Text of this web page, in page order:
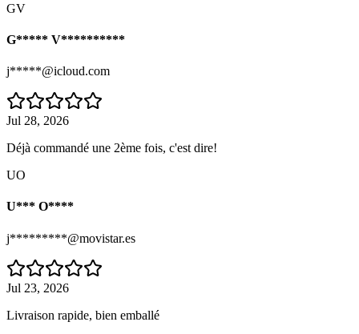
GV
G***** V**********
j*****@icloud.com
Jul 28, 2026
Déjà commandé une 2ème fois, c'est dire!
UO
U*** O****
j*********@movistar.es
Jul 23, 2026
Livraison rapide, bien emballé